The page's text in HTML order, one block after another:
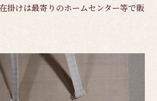
掛けは最寄りのホームセンター等で販